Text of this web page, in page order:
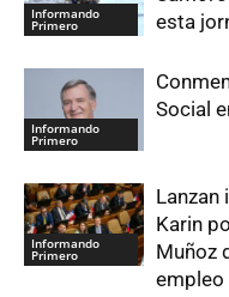
Informando
Primero
esta
Informando
Primero
Social
Informando
Primero
Lanzan
Karin
Muñoz
empleo